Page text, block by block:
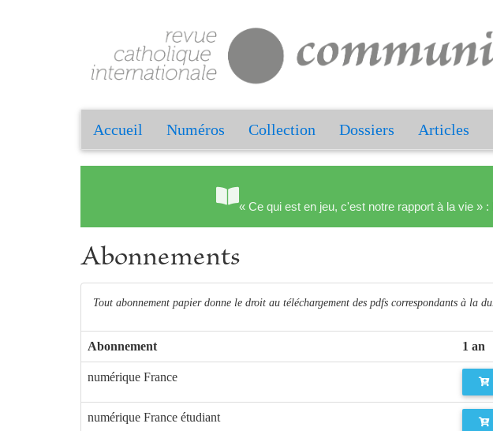
Accueil Numéros Collection Dossiers Articles
« Ce qui est en jeu, c'est notre rapport à la vie »
Abonnements
Tout abonnement papier donne le droit au téléchargement des pdfs correspondants à la
Abonnement 1 an
numérique France
numérique France étudiant